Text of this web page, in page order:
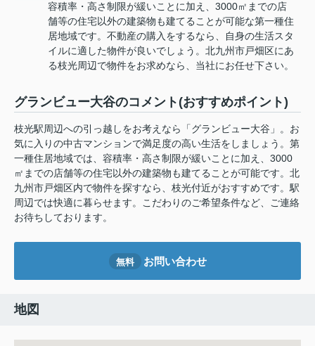
容積率・高さ制限が緩いことに加え、3000㎡までの店
舗等の住宅以外の建築物も建てることが可能な第一種住
居地域です。不動産の購入をするなら、自身の生活スタ
イルに適した物件が良いでしょう。北九州市戸畑区にあ
る枝光周辺で物件をお求めなら、当社にお任せ下さい。
グランビュー大谷のコメント(おすすめポイント)
枝光駅周辺への引っ越しをお考えなら「グランビュー大谷」。お
気に入りの中古マンションで満足度の高い生活をしましょう。第
一種住居地域では、容積率・高さ制限が緩いことに加え、3000
㎡までの店舗等の住宅以外の建築物も建てることが可能です。北
九州市戸畑区内で物件を探すなら、枝光付近がおすすめです。駅
周辺では快適に暮らせます。こだわりのご希望条件など、ご連絡
お待ちしております。
無料 お問い合わせ
地図